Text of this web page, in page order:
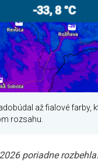
až fialové farby,
rozsahu.
poriadne